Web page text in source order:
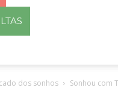
dos sonhos Sonhou com